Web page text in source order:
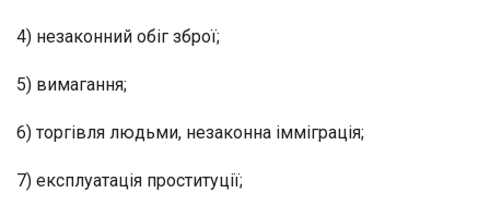
4) незаконний обіг зброї;
5) вимагання;
6) торгівля людьми, незаконна імміграція;
7) експлуатація проституції;